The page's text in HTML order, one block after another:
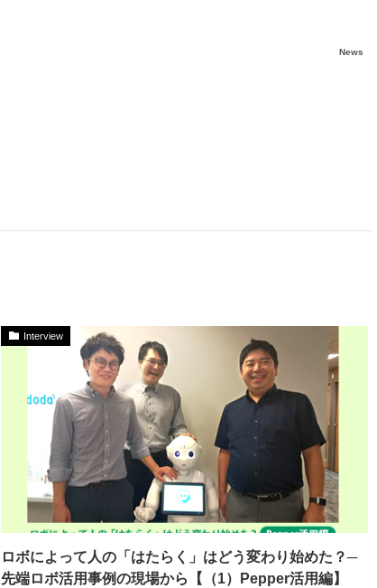
News
Interview
ロボによって人の「はたらく」はどう変わり始めた？─
先端ロボ活用事例の現場から【（1）Pepper活用編】